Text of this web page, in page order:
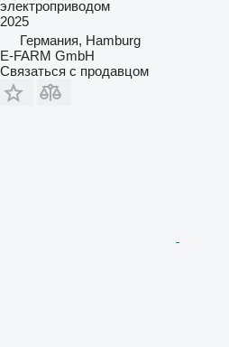
электроприводом
2025
Германия, Hamburg
E-FARM GmbH
Связаться с продавцом